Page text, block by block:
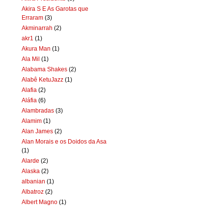
Akira S E As Garotas que
Erraram (3)
Akminarrah (2)
akr1 (1)
Akura Man (1)
Ala Mil (1)
Alabama Shakes (2)
Alabê KetuJazz (1)
Alafia (2)
Aláfia (6)
Alambradas (3)
Alamim (1)
Alan James (2)
Alan Morais e os Doidos da Asa
(1)
Alarde (2)
Alaska (2)
albanian (1)
Albatroz (2)
Albert Magno (1)